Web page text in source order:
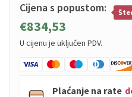
Cijena s popustom:
€834,53
U cijenu je uključen PDV.
Plaćanje na rate